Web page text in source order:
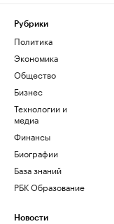
Рубрики
Политика
Экономика
Общество
Бизнес
Технологии и
медиа
Финансы
Биографии
База знаний
РБК Образование
Новости